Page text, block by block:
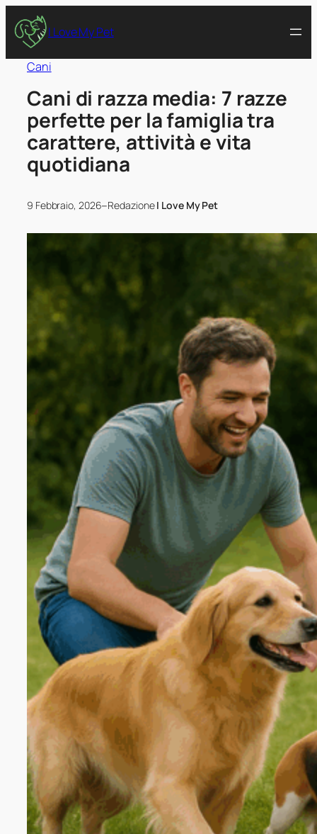
I Love My Pet
Cani
Cani di razza media: 7 razze
perfette per la famiglia tra
carattere, attività e vita
quotidiana
9 Febbraio, 2026–RedazioneI Love My Pet